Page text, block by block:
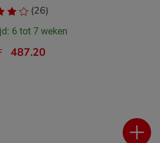
(26)
6 tot 7 weken
487.20